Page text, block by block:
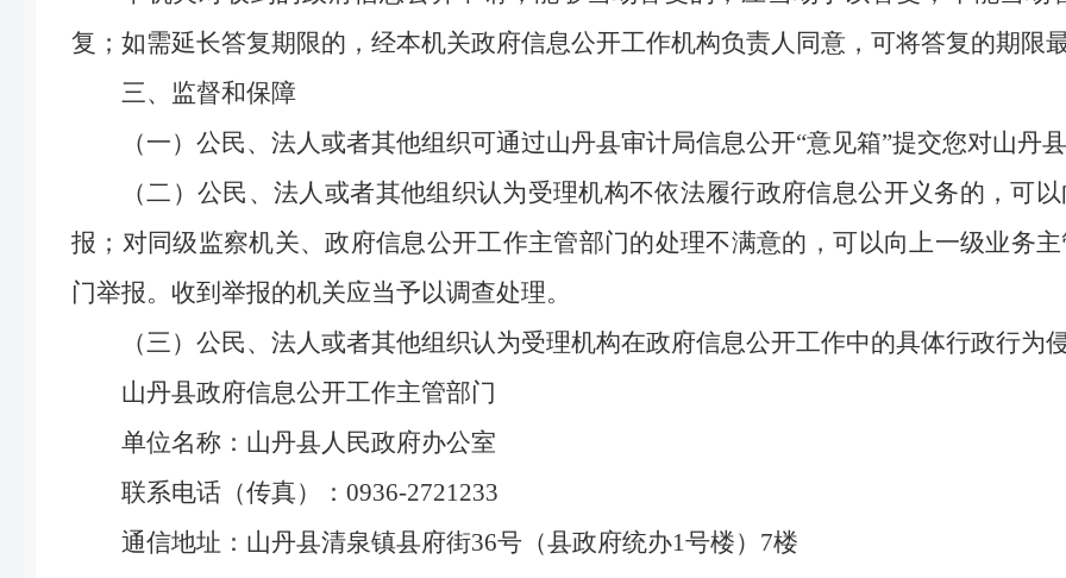
复；如需延长答复期限的，经本机关政府信息公开工作机构负责人同意，可将答复的期限
三、监督和保障
（一）公民、法人或者其他组织可通过山丹县审计局信息公开“意见箱”提交您对山丹
（二）公民、法人或者其他组织认为受理机构不依法履行政府信息公开义务的，可
报；对同级监察机关、政府信息公开工作主管部门的处理不满意的，可以向上一级业务
门举报。收到举报的机关应当予以调查处理。
（三）公民、法人或者其他组织认为受理机构在政府信息公开工作中的具体行政行为
山丹县政府信息公开工作主管部门
单位名称：山丹县人民政府办公室
联系电话（传真）：0936-2721233
通信地址：山丹县清泉镇县府街36号（县政府统办1号楼）7楼